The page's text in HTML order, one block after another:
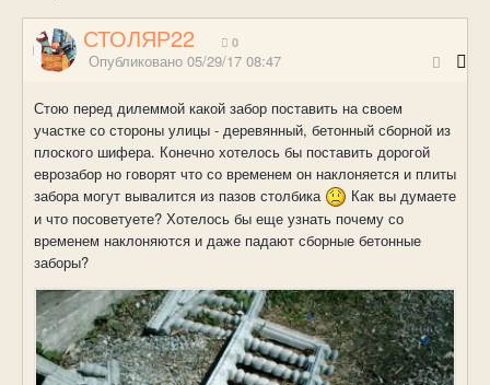
СТОЛЯР22 0
Опубликовано 05/29/17 08:47
Стою перед дилеммой какой забор поставить на своем
участке со стороны улицы - деревянный, бетонный сборной из
плоского шифера. Конечно хотелось бы поставить дорогой
еврозабор но говорят что со временем он наклоняется и плиты
забора могут вывалится из пазов столбика
Как вы думаете
и что посоветуете? Хотелось бы еще узнать почему со
временем наклоняются и даже падают сборные бетонные
заборы?